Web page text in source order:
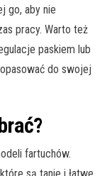
go, aby nie
pracy. Warto też
paskiem lub
do swojej
fartuchów.